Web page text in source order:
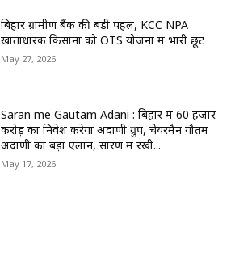
बिहार ग्रामीण बैंक की बड़ी पहल, KCC NPA
खाताधारक किसानों को OTS योजना में भारी छूट
May 27, 2026
Saran me Gautam Adani : बिहार में 60 हजार
करोड़ का निवेश करेगा अदाणी ग्रुप, चेयरमैन गौतम
अदाणी का बड़ा एलान, सारण में रखी...
May 17, 2026